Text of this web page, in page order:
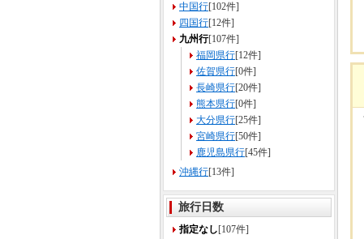
中国行[102件]
四国行[12件]
九州行[107件]
福岡県行[12件]
佐賀県行[0件]
長崎県行[20件]
熊本県行[0件]
大分県行[25件]
宮崎県行[50件]
鹿児島県行[45件]
沖縄行[13件]
旅行日数
指定なし[107件]